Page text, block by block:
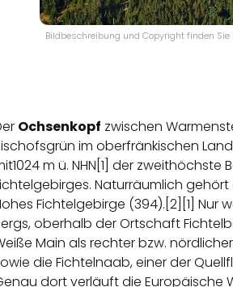
Bildbeschreibung und Copyright finden Sie
Ochsenkopf zwischen
im oberfränkischen
m ü. NHN [1] der zweithöchste
. Naturräumlich gehört
Fichtelgebirge (394). [2] [1] Nur
oberhalb der Ortschaft
Main als rechter bzw.
die Fichtelnaab, einer der
dort verläuft die Europäische